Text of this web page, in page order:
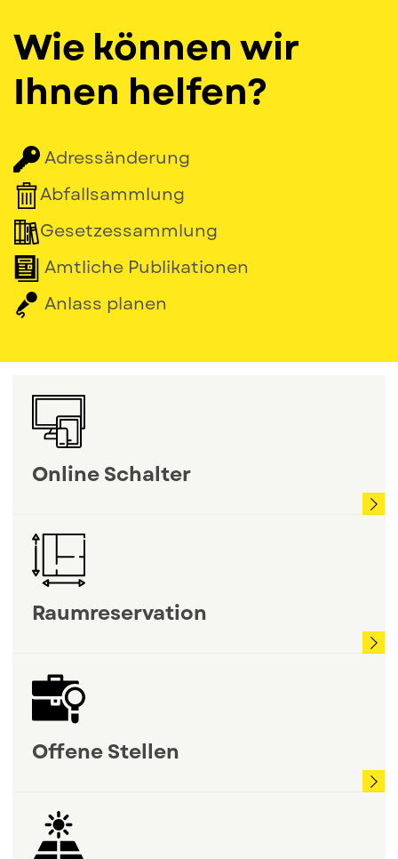
Wie können wir
Ihnen helfen?
Adressänderung
Abfallsammlung
Gesetzessammlung
Amtliche Publikationen
Anlass planen
Services
Online Schalter
Raumreservation
Offene Stellen